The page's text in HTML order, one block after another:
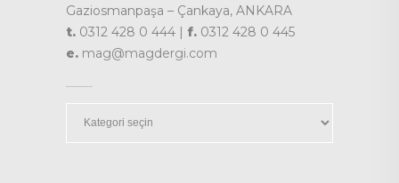
Gaziosmanpaşa – Çankaya, ANKARA
t. 0312 428 0 444 | f. 0312 428 0 445
e. mag@magdergi.com